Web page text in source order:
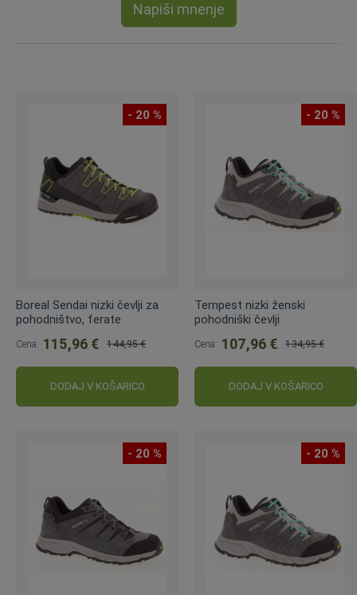
Napiši mnenje
- 20 %
Boreal Sendai nizki čevlji za
pohodništvo, ferate
Cena: 115,96 €
cena:
144,95 €
DODAJ V KOŠARICO
- 20 %
Tempest nizki ženski
pohodniški čevlji
Cena: 107,96 €
cena:
134,95 €
DODAJ V KOŠARICO
- 20 % - 20 %